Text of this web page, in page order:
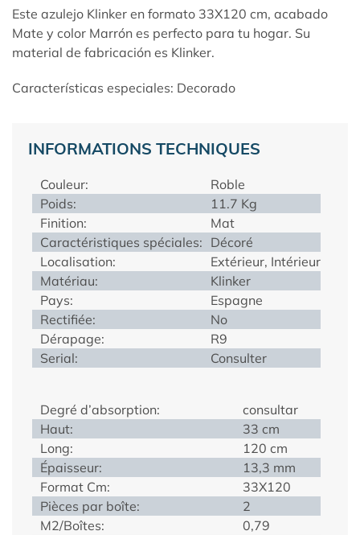
Este azulejo Klinker en formato 33X120 cm, acabado
Mate y color Marrón es perfecto para tu hogar. Su
material de fabricación es Klinker.
Características especiales: Decorado
INFORMATIONS TECHNIQUES
Couleur:
Roble
Poids:
11.7 Kg
Finition:
Mat
Caractéristiques spéciales: Décoré
Localisation:
Extérieur, Intérieur
Matériau:
Klinker
Pays:
Espagne
Rectifiée:
No
Dérapage:
R9
Serial:
Consulter
Degré d’absorption:
consultar
Haut:
33 cm
Long:
120 cm
Épaisseur:
13,3 mm
Format Cm:
33X120
Pièces par boîte:
2
M2/Boîtes:
0,79